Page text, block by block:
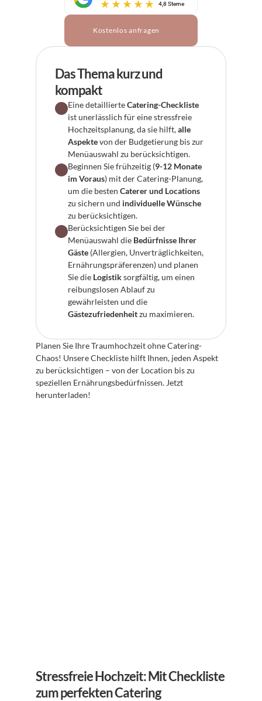
4,8 Sterne
Kostenlos anfragen
Das Thema kurz und
kompakt
Eine detaillierte Catering-Checkliste
ist unerlässlich für eine stressfreie
Hochzeitsplanung, da sie hilft, alle
Aspekte von der Budgetierung bis zur
Menüauswahl zu berücksichtigen.
Beginnen Sie frühzeitig (9-12 Monate
im Voraus) mit der Catering-Planung,
um die besten Caterer und Locations
zu sichern und individuelle Wünsche
zu berücksichtigen.
Berücksichtigen Sie bei der
Menüauswahl die Bedürfnisse Ihrer
Gäste (Allergien, Unverträglichkeiten,
Ernährungspräferenzen) und planen
Sie die Logistik sorgfältig, um einen
reibungslosen Ablauf zu
Gästezufriedenheit zu maximieren.
Planen Sie Ihre Traumhochzeit ohne Catering-
Chaos! Unsere Checkliste hilft Ihnen, jeden Aspekt
zu berücksichtigen – von der Location bis zu
speziellen Ernährungsbedürfnissen. Jetzt
herunterladen!
Stressfreie Hochzeit: Mit Checkliste
zum perfekten Catering